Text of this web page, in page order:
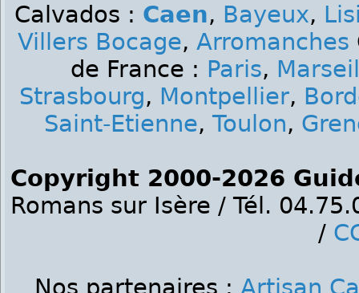
Calvados : Caen, Bayeux,
Villers Bocage, Arromanches
de France : Paris,
Strasbourg, Montpellier,
Saint-Etienne, Toulon,
Copyright 2000-2026
Romans sur Isère / Tél.
/
Nos partenaires : Artisan